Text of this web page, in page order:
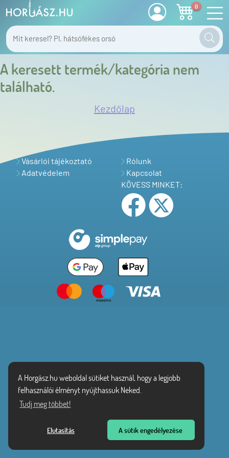
A Horgász.hu weboldal sütiket használ, hogy a legjobb
felhasználói élményt nyújthassuk Neked.
Tudj meg többet!
Elutasítás A sütik engedélyezése
0
A keresett termék/kategória nem
található.
Kezdőlap
Vásárlói tájékoztató
Adatvédelem
Rólunk
Kapcsolat
KÖVESS MINKET: